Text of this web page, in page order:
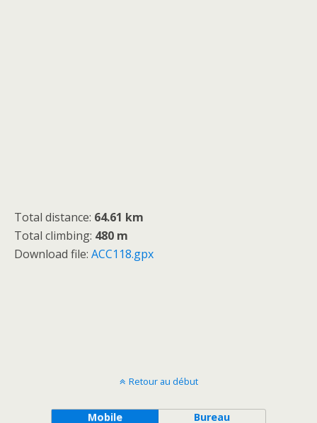
Total distance: 64.61 km
Total climbing: 480 m
Download file: ACC118.gpx
Retour au début
Mobile Bureau